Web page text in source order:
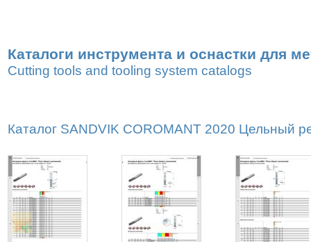
Каталоги инструмента и оснастки для
Cutting tools and tooling system catalogs
Каталог SANDVIK COROMANT 2020 Цельный